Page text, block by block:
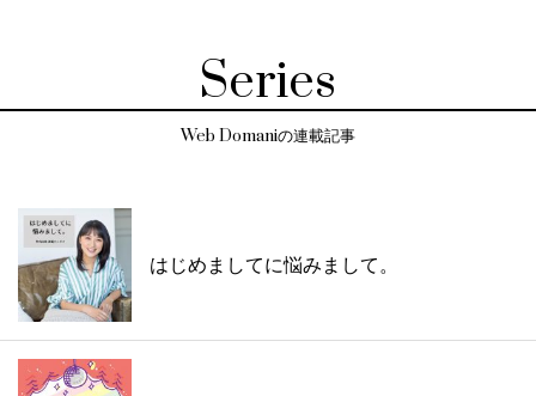
Series
Web Domaniの連載記事
はじめましてに悩みまして。